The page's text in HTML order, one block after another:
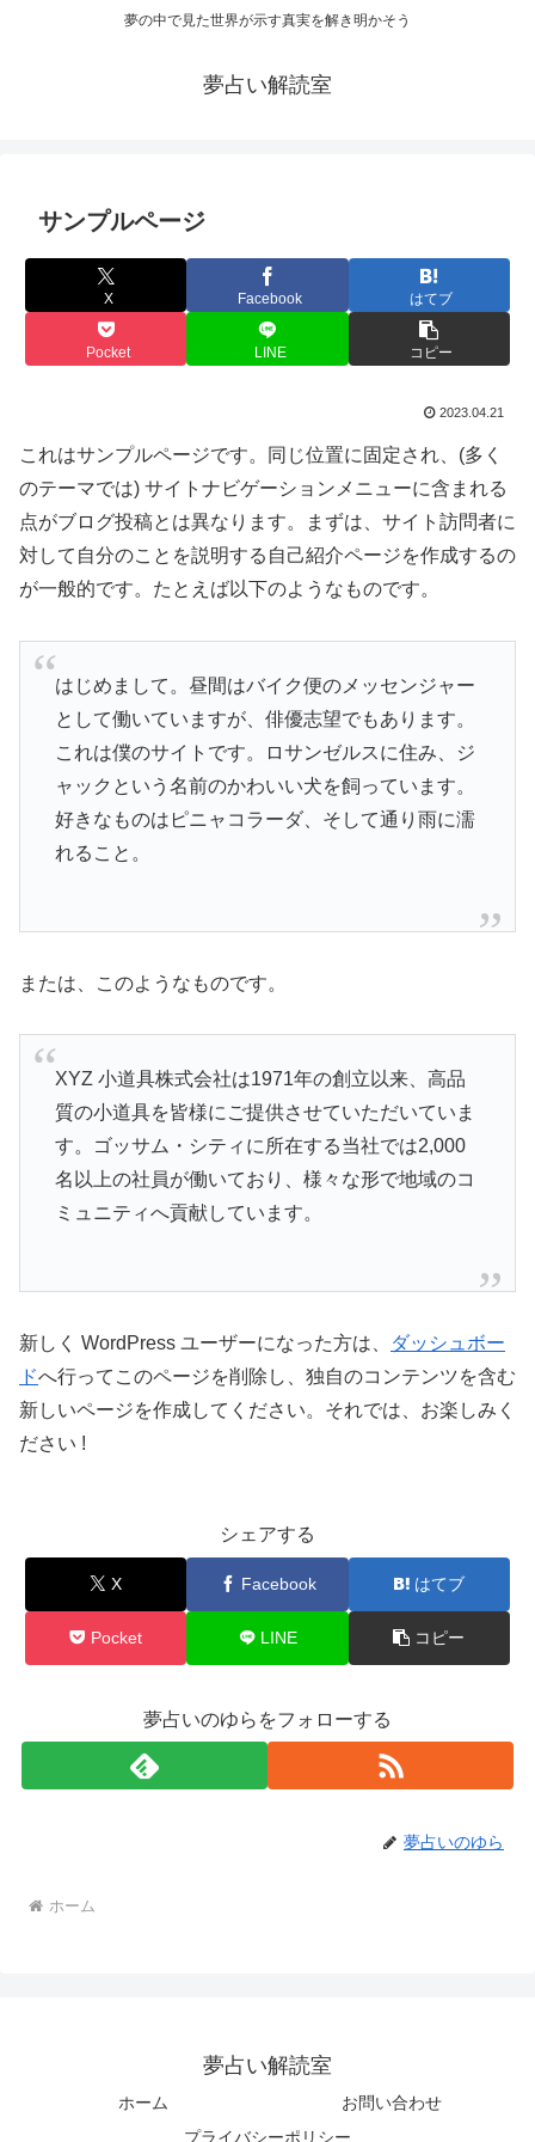
夢の中で見た世界が示す真実を解き明かそう
夢占い解読室
サンプルページ
X Facebook はてブ
Pocket LINE コピー
2023.04.21
これはサンプルページです。同じ位置に固定され、(多く
のテーマでは) サイトナビゲーションメニューに含まれる
点がブログ投稿とは異なります。まずは、サイト訪問者に
対して自分のことを説明する自己紹介ページを作成するの
が一般的です。たとえば以下のようなものです。
はじめまして。昼間はバイク便のメッセンジャー
として働いていますが、俳優志望でもあります。
これは僕のサイトです。ロサンゼルスに住み、ジ
ャックという名前のかわいい犬を飼っています。
好きなものはピニャコラーダ、そして通り雨に濡
れること。
または、このようなものです。
XYZ 小道具株式会社は1971年の創立以来、高品
質の小道具を皆様にご提供させていただいていま
す。ゴッサム・シティに所在する当社では2,000
名以上の社員が働いており、様々な形で地域のコ
ミュニティへ貢献しています。
新しく WordPress ユーザーになった方は、
ダッシュボー
ドへ行ってこのページを削除し、独自のコンテンツを含む
新しいページを作成してください。それでは、お楽しみく
ださい !
シェアする
X Facebook はてブ
Pocket LINE コピー
夢占いのゆらをフォローする
夢占いのゆら
ホーム
夢占い解読室
ホーム
お問い合わせ
プライバシーポリシー